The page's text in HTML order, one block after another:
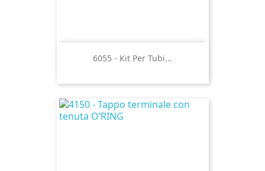
6055 - Kit Per Tubi...